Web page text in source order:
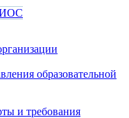
образовательной
и требования